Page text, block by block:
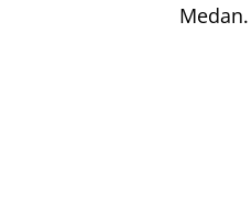
Medan.